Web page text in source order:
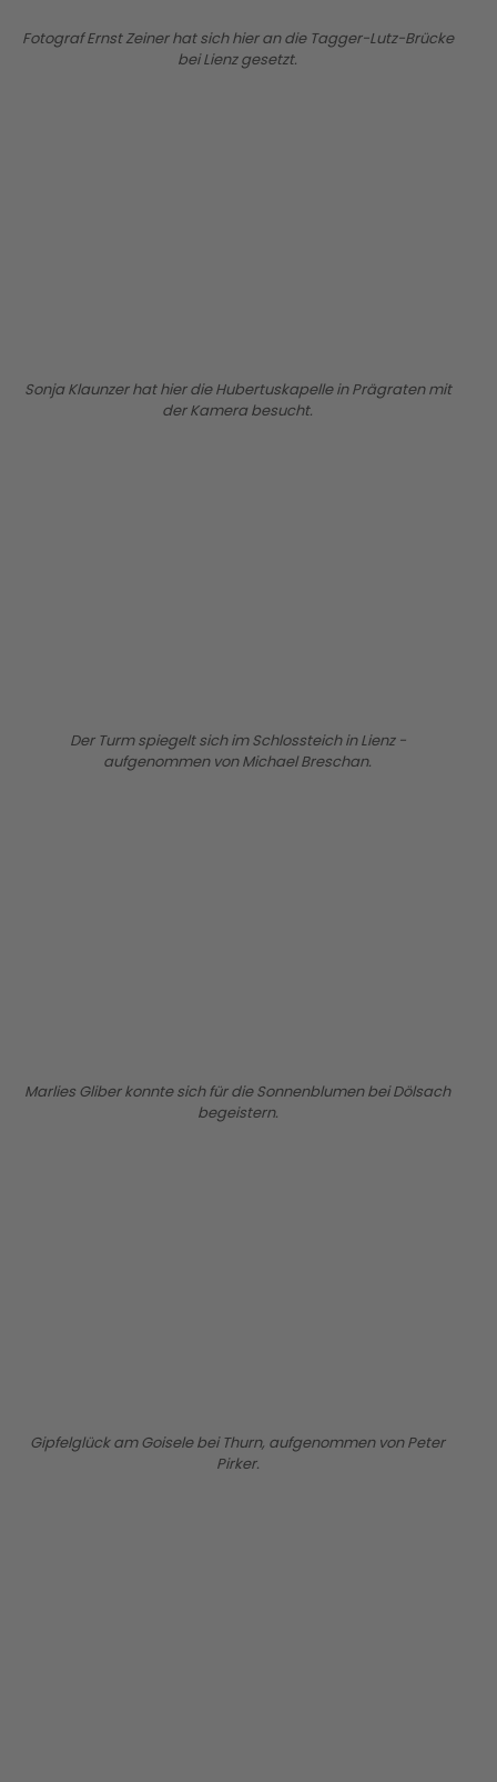
Fotograf Ernst Zeiner hat sich hier an die Tagger-Lutz-Brücke
bei Lienz gesetzt.
Sonja Klaunzer hat hier die Hubertuskapelle in Prägraten mit
der Kamera besucht.
Der Turm spiegelt sich im Schlossteich in Lienz -
aufgenommen von Michael Breschan.
Marlies Gliber konnte sich für die Sonnenblumen bei Dölsach
begeistern.
Gipfelglück am Goisele bei Thurn, aufgenommen von Peter
Pirker.